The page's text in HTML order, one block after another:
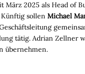
März 2025 als Head of
sollen Michael
tätig. Adrian Zellner
übernehmen.